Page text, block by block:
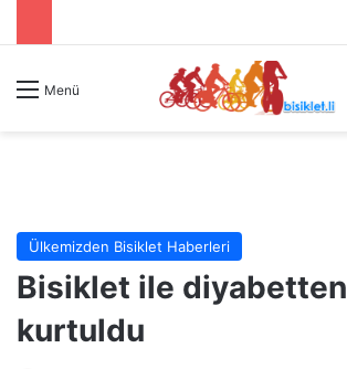
Menü
Ülkemizden Bisiklet Haberleri
Bisiklet ile diyabetten
kurtuldu